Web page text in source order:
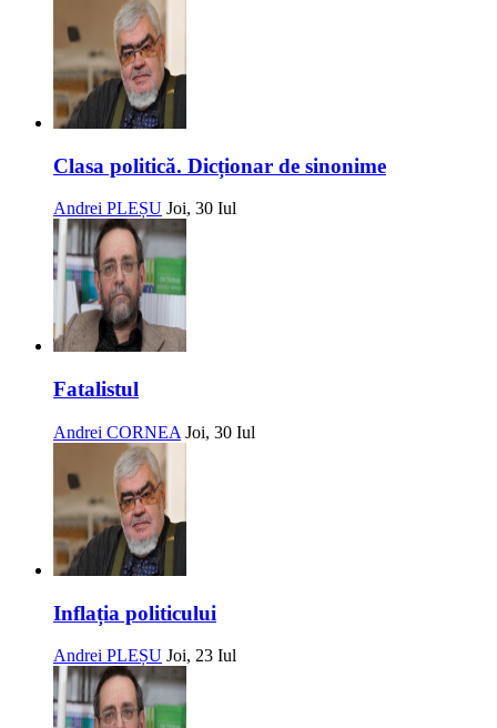
Clasa politică. Dicționar de sinonime
Andrei PLEȘU Joi, 30 Iul
Fatalistul
Andrei CORNEA Joi, 30 Iul
Inflația politicului
Andrei PLEȘU Joi, 23 Iul